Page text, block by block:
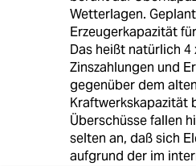
Wetterlagen.
Erzeugerkapazität
Das heißt natürlich 4
Zinszahlungen und
gegenüber dem
Kraftwerkskapazität
Überschüsse fallen
selten an, daß sich
aufgrund der im